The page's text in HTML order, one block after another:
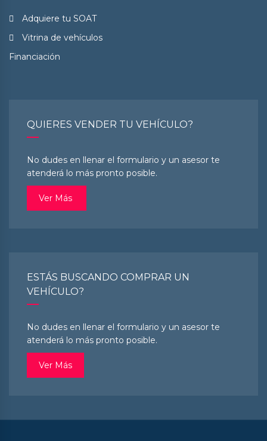
Adquiere tu SOAT
Vitrina de vehículos
Financiación
QUIERES VENDER TU VEHÍCULO?
No dudes en llenar el formulario y un asesor te
atenderá lo más pronto posible.
Ver Más
ESTÁS BUSCANDO COMPRAR UN
VEHÍCULO?
No dudes en llenar el formulario y un asesor te
atenderá lo más pronto posible.
Ver Más